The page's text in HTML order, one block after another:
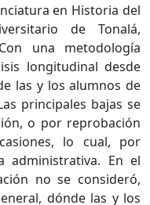
en Historia del
de Tonalá,
una metodología
longitudinal desde
las y los alumnos de
principales bajas se
o por reprobación
lo cual, por
administrativa. En el
no se consideró,
dónde las y los